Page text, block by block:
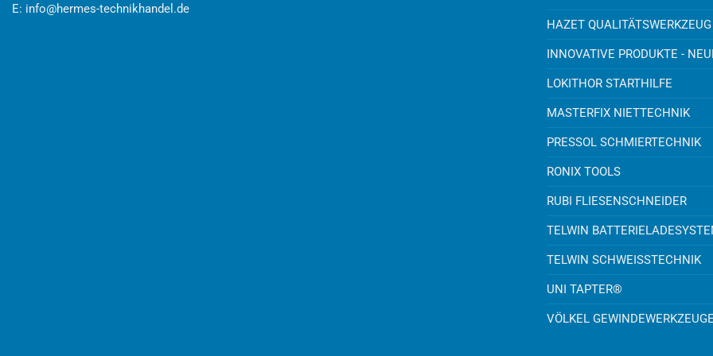
E: info@hermes-technikhandel.de
HAZET QUALITÄTSWERKZEUG
INNOVATIVE PRODUKTE -
LOKITHOR STARTHILFE
MASTERFIX NIETTECHNIK
PRESSOL SCHMIERTECHNIK
RONIX TOOLS
RUBI FLIESENSCHNEIDER
TELWIN
TELWIN SCHWEISSTECHNIK
UNI TAPTER®
VÖLKEL GEWINDEWERKZEUGE